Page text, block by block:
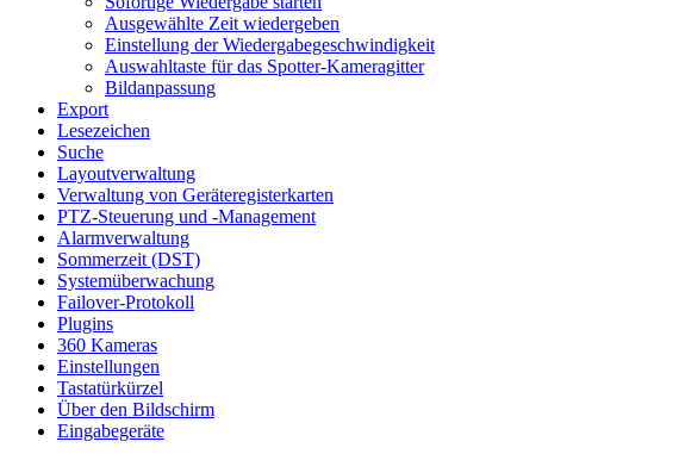
Ausgewählte Zeit wiedergeben
Einstellung der Wiedergabegeschwindigkeit
Auswahltaste für das Spotter-Kameragitter
Bildanpassung
Export
Lesezeichen
Suche
Layoutverwaltung
Verwaltung von Geräteregisterkarten
PTZ-Steuerung und -Management
Alarmverwaltung
Sommerzeit (DST)
Systemüberwachung
Failover-Protokoll
Plugins
360 Kameras
Einstellungen
Tastatürkürzel
Über den Bildschirm
Eingabegeräte